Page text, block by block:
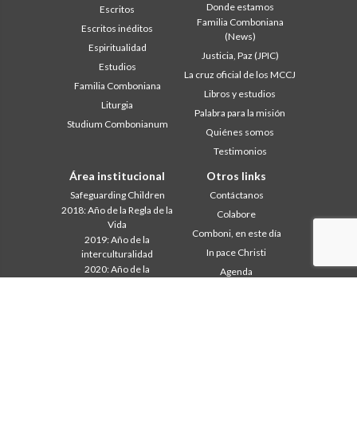
Escritos
Escritos inéditos
Espiritualidad
Estudios
Familia Comboniana
Liturgia
Studium Combonianum
Donde estamos
Familia Comboniana
(News)
Justicia, Paz (JPIC)
La cruz oficial de los MCCJ
Libros y estudios
Palabra para la misión
Quiénes somos
Testimonios
Área institucional
Safeguarding Children
2018: Año de la Regla de la
Vida
2019: Año de la
interculturalidad
2020: Año de la
Otros links
Contáctanos
Colabore
Comboni, en este día
In pace Christi
Agenda